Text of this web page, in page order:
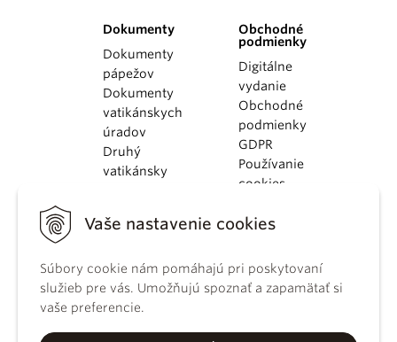
Vaše nastavenie cookies
Súbory cookie nám pomáhajú pri poskytovaní
služieb pre vás. Umožňujú spoznať a zapamätať si
vaše preferencie.
Dokumenty
Dokumenty
pápežov
Dokumenty
vatikánskych
úradov
Druhý
vatikánsky
KBS
kánonického
práva
Katechizmus
Obchodné
podmienky
Digitálne
vydanie
Obchodné
podmienky
GDPR
Používanie
cookies